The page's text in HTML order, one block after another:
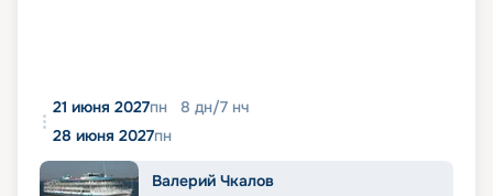
21 июня 2027пн 8 дн/7 нч
28 июня 2027пн
Валерий Чкалов